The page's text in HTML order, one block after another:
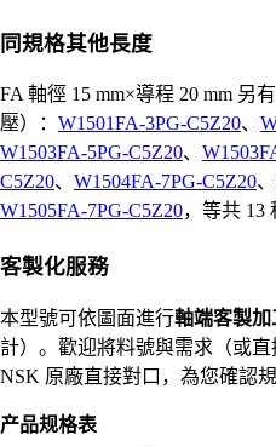
同規格其他長度
FA 軸徑 15 mm×導程 20 mm 另
壓）： W1501FA-3PG-C5Z20、
W1503FA-5PG-C5Z20、
C5Z20、 W1504FA-7PG-C5Z20、
W1505FA-7PG-C5Z20，等共 13
客製化服務
本型號可依圖面進行軸端客製加
計）。歡迎將料號與需求（或
NSK 原廠直接對口，為您確認
产品规格表